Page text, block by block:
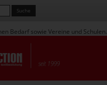
Bedarf sowie Vereine und Schulen.